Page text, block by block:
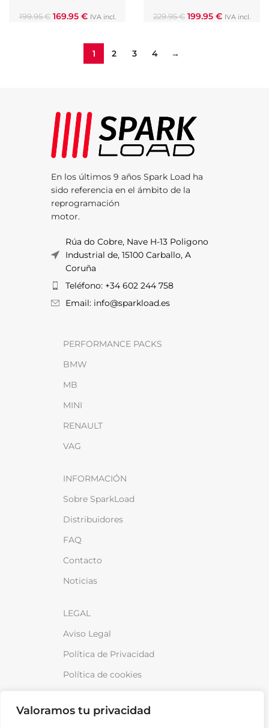
Valoramos tu privacidad
199.95€ 169.95 € IVA incl. 229.95€ 199.95 € IVA incl.
1 2 3 4 →
En los últimos 9 años Spark Load ha
sido referencia en el ámbito de la
reprogramación
motor.
Rúa do Cobre, Nave H-13 Poligono
Industrial de, 15100 Carballo, A
Coruña
Teléfono: +34 602 244 758
Email: info@sparkload.es
PERFORMANCE PACKS
BMW
MB
MINI
RENAULT
VAG
INFORMACIÓN
Sobre SparkLoad
Distribuidores
FAQ
Contacto
Noticias
LEGAL
Aviso Legal
Política de Privacidad
Política de cookies